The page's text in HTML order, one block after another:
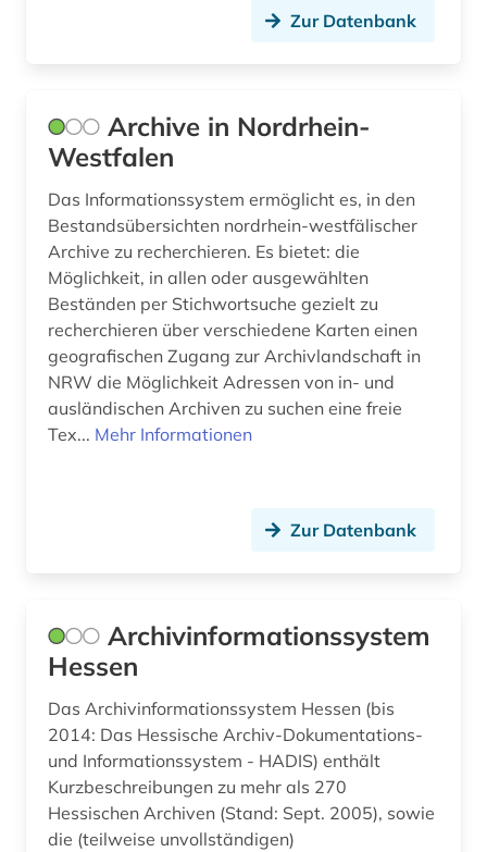
ernst i. (1)
ethnographie (1)
ethnologie (1)
europa (7)
europäische geistesgeschichte (1)
exlibris (1)
exponat (1)
findmittel (1)
firmen (1)
formalkatalogisierung (1)
forschungsbibliothek (2)
Zur Datenbank
Archive in Nordrhein-
Westfalen
Das Informationssystem ermöglicht es, in den
Bestandsübersichten nordrhein-westfälischer
Archive zu recherchieren. Es bietet: die
Möglichkeit, in allen oder ausgewählten
Beständen per Stichwortsuche gezielt zu
recherchieren über verschiedene Karten einen
geografischen Zugang zur Archivlandschaft in
NRW die Möglichkeit Adressen von in- und
ausländischen Archiven zu suchen eine freie
Tex... Mehr Informationen
Zur Datenbank
Archivinformationssystem
Hessen
Das Archivinformationssystem Hessen (bis
2014: Das Hessische Archiv-Dokumentations-
und Informationssystem - HADIS) enthält
Kurzbeschreibungen zu mehr als 270
Hessischen Archiven (Stand: Sept. 2005), sowie
die (teilweise unvollständigen)